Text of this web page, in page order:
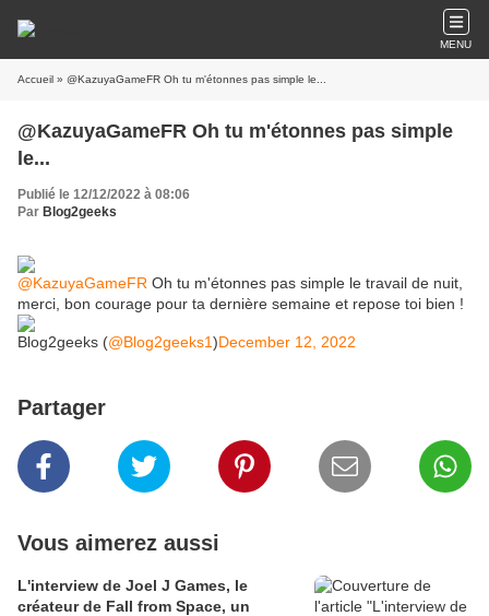
MENU
Accueil » @KazuyaGameFR Oh tu m'étonnes pas simple le...
@KazuyaGameFR Oh tu m'étonnes pas simple
le...
Publié le 12/12/2022 à 08:06
Par Blog2geeks
@KazuyaGameFR Oh tu m'étonnes pas simple le travail de nuit,
merci, bon courage pour ta dernière semaine et repose toi bien !
Blog2geeks (@Blog2geeks1)December 12, 2022
Partager
Vous aimerez aussi
L'interview de Joel J Games, le
créateur de Fall from Space, un